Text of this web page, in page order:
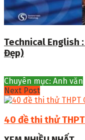
Technical English
Đẹp)
Chuyên mục: Anh văn
Next Post
40 đề thi thử